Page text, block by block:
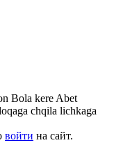
Bola kere Abet
chqila lichkaga
войти на сайт.